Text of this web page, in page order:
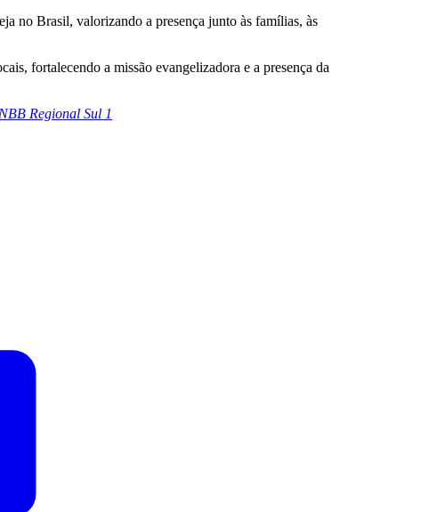
no Brasil, valorizando a presença junto às famílias, às
fortalecendo a missão evangelizadora e a presença da
Regional Sul 1